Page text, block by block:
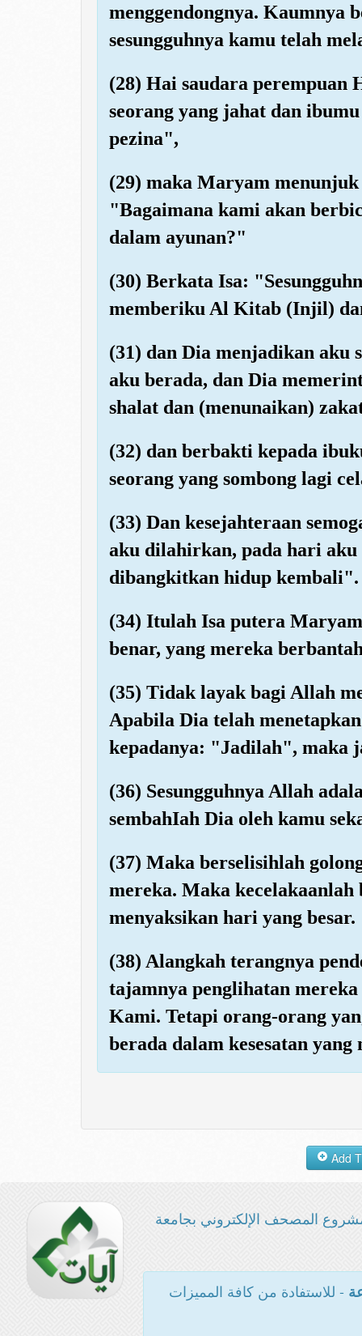
menggendongnya.
sesungguhnya kamu telah
(28) Hai saudara perempuan
seorang yang jahat dan
pezina",
(29) maka Maryam
"Bagaimana kami akan
dalam ayunan?"
(30) Berkata Isa:
memberiku Al Kitab (Injil)
(31) dan Dia menjadikan aku
aku berada, dan Dia
shalat dan (menunaikan)
(32) dan berbakti kepada
seorang yang sombong lagi
(33) Dan kesejahteraan
aku dilahirkan, pada hari
dibangkitkan hidup kembali".
(34) Itulah Isa putera
benar, yang mereka
(35) Tidak layak bagi Allah
Apabila Dia telah
kepadanya: "Jadilah", maka
(36) Sesungguhnya Allah
sembahIah Dia oleh kamu
(37) Maka berselisihlah
mereka. Maka
menyaksikan hari yang besar.
(38) Alangkah terangnya
tajamnya penglihatan
Kami. Tetapi orang-orang
berada dalam kesesatan yang
المصحف الإلكتروني بجامعة
- للاستفادة من كافة المميزات